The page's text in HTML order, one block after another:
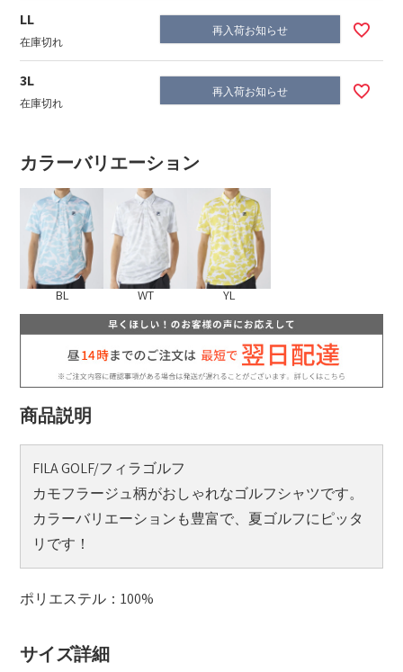
LL
在庫切れ
再入荷お知らせ
3L
在庫切れ
再入荷お知らせ
カラーバリエーション
BL WT YL
商品説明
FILA GOLF/フィラゴルフ
カモフラージュ柄がおしゃれなゴルフシャツです。
カラーバリエーションも豊富で、夏ゴルフにピッタ
リです！
ポリエステル：100%
サイズ詳細